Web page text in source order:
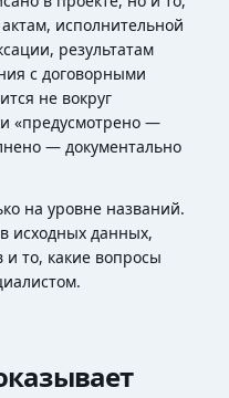
исполнительной
результатам
с договорными
не вокруг
«предусмотрено —
— документально
на уровне названий.
исходных данных,
то, какие вопросы